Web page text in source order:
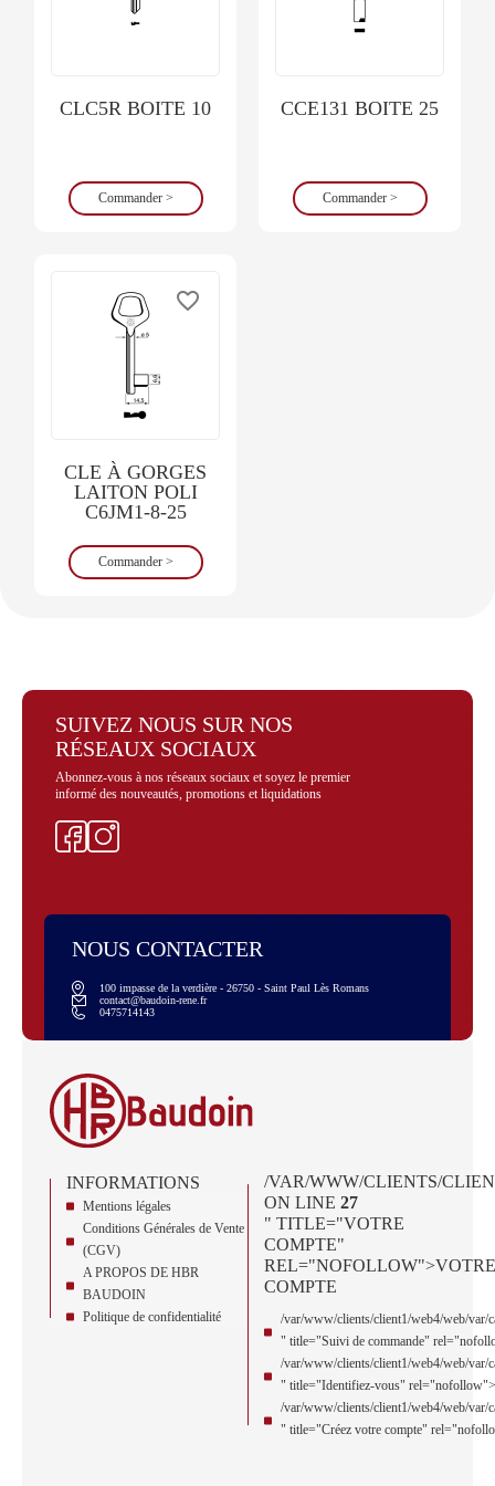
CLC5R BOITE 10
Commander >
CCE131 BOITE 25
Commander >
favorite_border
CLE À GORGES
LAITON POLI
C6JM1-8-25
Commander >
SUIVEZ NOUS SUR NOS
RÉSEAUX SOCIAUX
Abonnez-vous à nos réseaux sociaux et soyez le premier
informé des nouveautés, promotions et liquidations
Facebook
NOUS CONTACTER
100 impasse de la verdière - 26750 - Saint Paul Lès Romans
contact@baudoin-rene.fr
0475714143
INFORMATIONS
Mentions légales
Conditions Générales de Vente
(CGV)
A PROPOS DE HBR
BAUDOIN
Politique de confidentialité
/VAR/WWW/CLIENTS/
ON LINE 27
" TITLE="VOTRE
COMPTE"
REL="NOFOLLOW">VOTRE
COMPTE
/var/www/clients/client1/web4/web/var/
" title="Suivi de commande"
/var/www/clients/client1/web4/web/var/
" title="Identifiez-vous"
/var/www/clients/client1/web4/web/var/
" title="Créez votre compte"